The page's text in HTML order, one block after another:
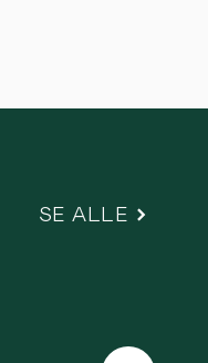
SE ALLE